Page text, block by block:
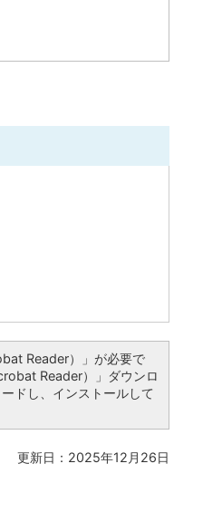
Reader）」が必要で
Reader）」ダウンロ
ドし、インストールして
更新日：2025年12月26日